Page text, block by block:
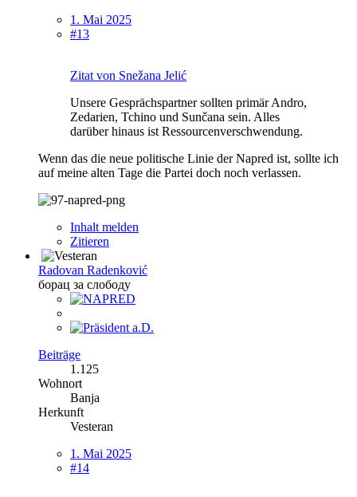
1. Mai 2025
#13
Zitat von Snežana Jelić
Unsere Gesprächspartner sollten primär Andro,
Zedarien, Tchino und Sunčana sein. Alles
darüber hinaus ist Ressourcenverschwendung.
Wenn das die neue politische Linie der Napred ist, sollte ich
auf meine alten Tage die Partei doch noch verlassen.
Inhalt melden
Zitieren
Radovan Radenković
борац за слободу
Beiträge
1.125
Wohnort
Banja
Herkunft
Vesteran
1. Mai 2025
#14